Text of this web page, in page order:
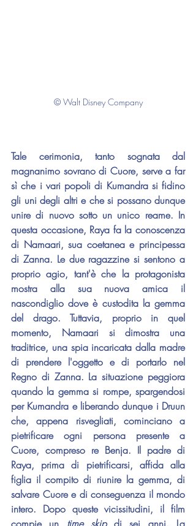
© Walt Disney Company
Tale cerimonia, tanto sognata dal
magnanimo sovrano di Cuore, serve a far
sì che i vari popoli di Kumandra si fidino
gli uni degli altri e che si possano dunque
unire di nuovo sotto un unico reame. In
questa occasione, Raya fa la conoscenza
di Namaari, sua coetanea e principessa
di Zanna. Le due ragazzine si sentono a
proprio agio, tant'è che la protagonista
mostra alla sua nuova amica il
nascondiglio dove è custodita la gemma
del drago. Tuttavia, proprio in quel
momento, Namaari si dimostra una
traditrice, una spia incaricata dalla madre
di prendere l'oggetto e di portarlo nel
Regno di Zanna. La situazione peggiora
quando la gemma si rompe, spargendosi
per Kumandra e liberando dunque i Druun
che, appena risvegliati, cominciano a
pietrificare ogni persona presente a
Cuore, compreso re Benja. Il padre di
Raya, prima di pietrificarsi, affida alla
figlia il compito di riunire la gemma, di
salvare Cuore e di conseguenza il mondo
intero. Dopo queste vicissitudini, il film